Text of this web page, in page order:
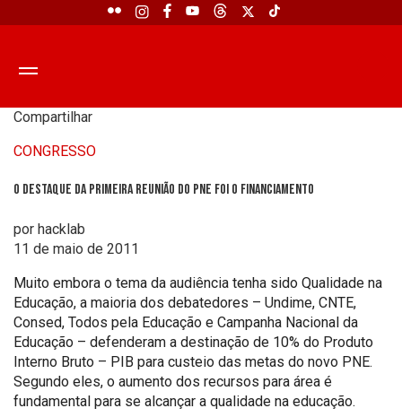
Compartilhar
CONGRESSO
O destaque da primeira reunião do PNE foi o financiamento
por hacklab
11 de maio de 2011
Muito embora o tema da audiência tenha sido Qualidade na
Educação, a maioria dos debatedores – Undime, CNTE,
Consed, Todos pela Educação e Campanha Nacional da
Educação – defenderam a destinação de 10% do Produto
Interno Bruto – PIB para custeio das metas do novo PNE.
Segundo eles, o aumento dos recursos para área é
fundamental para se alcançar a qualidade na educação.